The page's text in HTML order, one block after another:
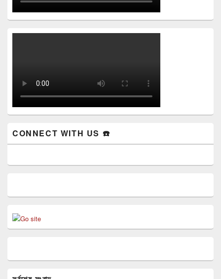
CONNECT WITH US ☎️